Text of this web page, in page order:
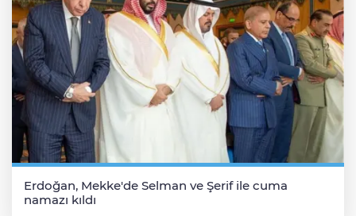
Erdoğan, Mekke'de Selman ve Şerif ile cuma
namazı kıldı